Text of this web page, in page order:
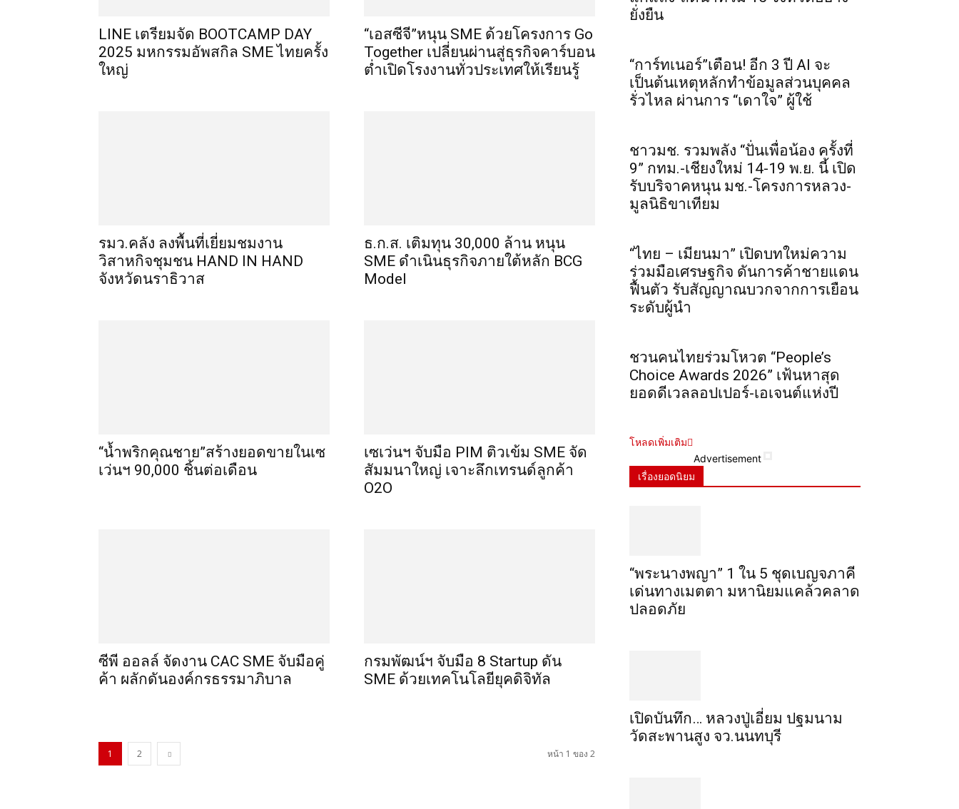
LINE เตรียมจัด BOOTCAMP DAY
2025 มหกรรมอัพสกิล SME ไทยครั้ง
ใหญ่
“เอสซีจี”หนุน SME ด้วยโครงการ Go
Together เปลี่ยนผ่านสู่ธุรกิจคาร์บอน
ต่ำเปิดโรงงานทั่วประเทศให้เรียนรู้
รมว.คลัง ลงพื้นที่เยี่ยมชมงาน
วิสาหกิจชุมชน HAND IN HAND
จังหวัดนราธิวาส
ธ.ก.ส. เติมทุน 30,000 ล้าน หนุน
SME ดำเนินธุรกิจภายใต้หลัก BCG
Model
“น้ำพริกคุณชาย”สร้างยอดขายในเซ
เว่นฯ 90,000 ชิ้นต่อเดือน
เซเว่นฯ จับมือ PIM ติวเข้ม SME จัด
สัมมนาใหญ่ เจาะลึกเทรนด์ลูกค้า
O2O
ซีพี ออลล์ จัดงาน CAC SME จับมือคู่
ค้า ผลักดันองค์กรธรรมาภิบาล
กรมพัฒน์ฯ จับมือ 8 Startup ดัน
SME ด้วยเทคโนโลยียุคดิจิทัล
1 2 หน้า 1 ของ 2
ยั่งยืน
“การ์ทเนอร์”เตือน! อีก 3 ปี AI จะ
เป็นต้นเหตุหลักทำข้อมูลส่วนบุคคล
รั่วไหล ผ่านการ “เดาใจ” ผู้ใช้
ชาวมช. รวมพลัง “ปั่นเพื่อน้อง ครั้งที่
9” กทม.-เชียงใหม่ 14-19 พ.ย. นี้ เปิด
รับบริจาคหนุน มช.-โครงการหลวง-
มูลนิธิขาเทียม
“ไทย – เมียนมา” เปิดบทใหม่ความ
ร่วมมือเศรษฐกิจ ดันการค้าชายแดน
ฟื้นตัว รับสัญญาณบวกจากการเยือน
ระดับผู้นำ
ชวนคนไทยร่วมโหวต “People’s
Choice Awards 2026” เฟ้นหาสุด
ยอดดีเวลลอปเปอร์-เอเจนต์แห่งปี
โหลดเพิ่มเติม
Advertisement
เรื่องยอดนิยม
“พระ​นาง​พญา” 1 ใน 5​ ชุดเบญจ​ภาคี​
เด่นทางเมตตา​ มหา​นิยม​แคล้วคลาด​
ปลอดภัย​
เปิดบันทึก… หลวงปู่เอี่ยม ​ปฐม​นาม​
วัดสะพานสูง​ จว.นนทบุรี